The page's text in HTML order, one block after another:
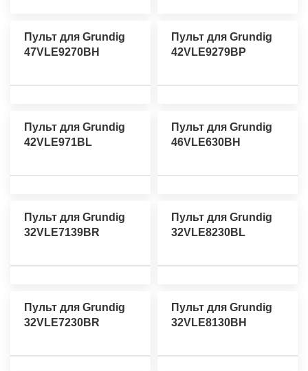
Пульт для Grundig
47VLE9270BH
Пульт для Grundig
42VLE9279BP
Пульт для Grundig
42VLE971BL
Пульт для Grundig
46VLE630BH
Пульт для Grundig
32VLE7139BR
Пульт для Grundig
32VLE8230BL
Пульт для Grundig
32VLE7230BR
Пульт для Grundig
32VLE8130BH